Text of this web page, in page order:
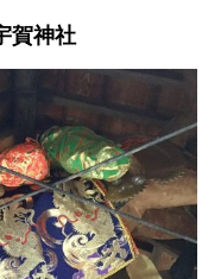
賀神社